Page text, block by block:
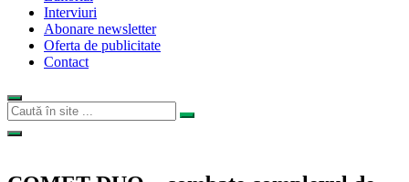
Interviuri
Abonare newsletter
Oferta de publicitate
Contact